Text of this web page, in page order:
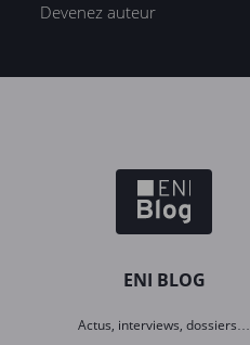
Devenez auteur
ENI BLOG
Actus, interviews, dossiers…